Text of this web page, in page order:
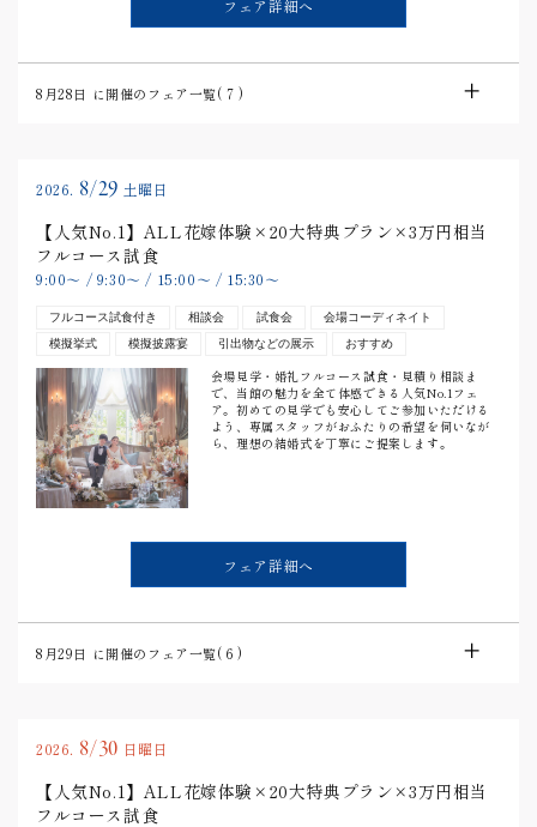
フェア詳細へ
8月28日 に開催のフェア一覧(7 )
2026. 8/29 土曜日
【人気No.1】ALL花嫁体験×20大特典プラン×3万円相当
フルコース試食
9:00〜 / 9:30〜/ 15:00〜 / 15:30〜
フルコース試食付き 相談会 試食会
会場コーディネイト
模擬挙式
模擬披露宴 引出物などの展示 おすすめ
会場見学・婚礼フルコース試食・見積り相談ま
で、当館の魅力を全て体感できる人気No.1フェ
ア。初めての見学でも安心してご参加いただける
よう、専属スタッフがおふたりの希望を伺いなが
ら、理想の結婚式を丁寧にご提案します。
フェア詳細へ
8月29日 に開催のフェア一覧(6 )
2026. 8/30 日曜日
【人気No.1】ALL花嫁体験×20大特典プラン×3万円相当
フルコース試食